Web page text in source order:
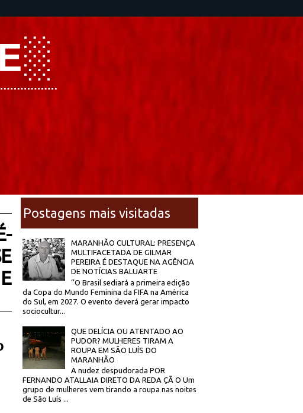
Postagens mais visitadas
MARANHÃO CULTURAL: PRESENÇA
MULTIFACETADA DE GILMAR
PEREIRA É DESTAQUE NA AGÊNCIA
DE NOTÍCIAS BALUARTE
‘’O Brasil sediará a primeira edição
da Copa do Mundo Feminina da FIFA na América
do Sul, em 2027. O evento deverá gerar impacto
sociocultur...
QUE DELÍCIA OU ATENTADO AO
PUDOR? MULHERES TIRAM A
ROUPA EM SÃO LUÍS DO
MARANHÃO
A nudez despudorada POR
FERNANDO ATALLAIA DIRETO DA REDA ÇÃ O Um
grupo de mulheres vem tirando a roupa nas noites
de São Luís ...